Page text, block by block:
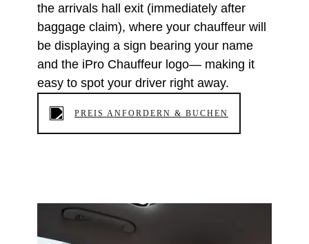
the arrivals hall exit (immediately after
baggage claim), where your chauffeur will
be displaying a sign bearing your name
and the iPro Chauffeur logo— making it
easy to spot your driver right away.
PREIS ANFORDERN & BUCHEN